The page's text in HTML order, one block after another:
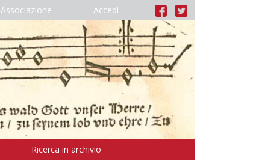
Associazione Accedi
Ricerca in archivio